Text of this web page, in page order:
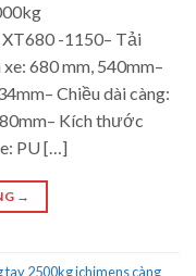
-1150– Tải
680 mm, 540mm–
Chiều dài càng:
Kích thước
PU […]
→
tay 2500kg ichimens càng